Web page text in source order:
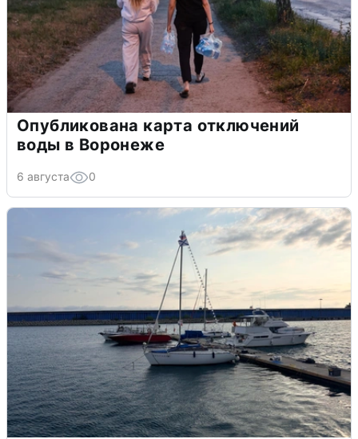
Опубликована карта отключений
воды в Воронеже
6 августа 0